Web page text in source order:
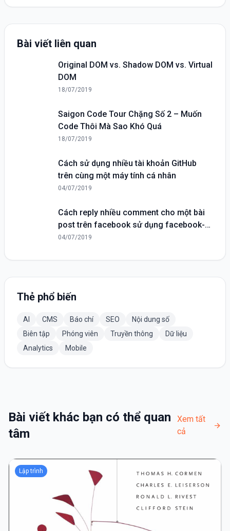
Bài viết liên quan
Original DOM vs. Shadow DOM vs. Virtual
DOM
18/07/2019
Saigon Code Tour Chặng Số 2 – Muốn
Code Thôi Mà Sao Khó Quá
18/07/2019
Cách sử dụng nhiều tài khoản GitHub
trên cùng một máy tính cá nhân
04/07/2019
Cách reply nhiều comment cho một bài
post trên facebook sử dụng facebook-
graph-api
04/07/2019
Thẻ phổ biến
AI CMS Báo chí SEO
Nội dung số
Biên tập
Phóng viên Truyền thông
Dữ liệu
Analytics
Mobile
Bài viết khác bạn có thể quan
tâm
Xem tất
cả
Lập trình